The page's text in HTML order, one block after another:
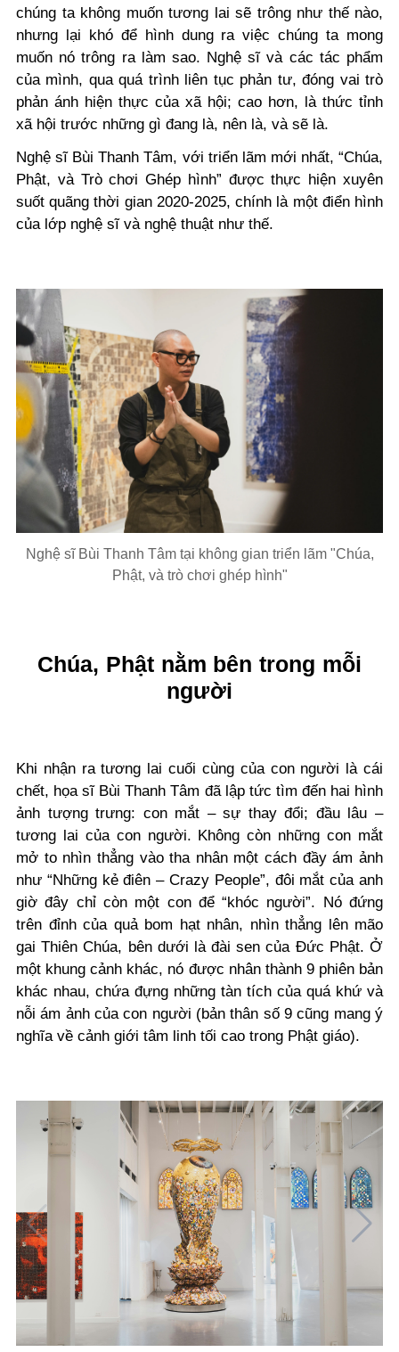
chúng ta không muốn tương lai sẽ trông như thế nào,
nhưng lại khó để hình dung ra việc chúng ta mong
muốn nó trông ra làm sao. Nghệ sĩ và các tác phẩm
của mình, qua quá trình liên tục phản tư, đóng vai trò
phản ánh hiện thực của xã hội; cao hơn, là thức tỉnh
xã hội trước những gì đang là, nên là, và sẽ là.
Nghệ sĩ Bùi Thanh Tâm, với triển lãm mới nhất, “Chúa,
Phật, và Trò chơi Ghép hình” được thực hiện xuyên
suốt quãng thời gian 2020-2025, chính là một điển hình
của lớp nghệ sĩ và nghệ thuật như thế.
Nghệ sĩ Bùi Thanh Tâm tại không gian triển lãm "Chúa,
Phật, và trò chơi ghép hình"
Chúa, Phật nằm bên trong mỗi
người
Khi nhận ra tương lai cuối cùng của con người là cái
chết, họa sĩ Bùi Thanh Tâm đã lập tức tìm đến hai hình
ảnh tượng trưng: con mắt – sự thay đổi; đầu lâu –
tương lai của con người. Không còn những con mắt
mở to nhìn thẳng vào tha nhân một cách đầy ám ảnh
như “Những kẻ điên – Crazy People”, đôi mắt của anh
giờ đây chỉ còn một con để “khóc người”. Nó đứng
trên đỉnh của quả bom hạt nhân, nhìn thẳng lên mão
gai Thiên Chúa, bên dưới là đài sen của Đức Phật. Ở
một khung cảnh khác, nó được nhân thành 9 phiên bản
khác nhau, chứa đựng những tàn tích của quá khứ và
nỗi ám ảnh của con người (bản thân số 9 cũng mang ý
nghĩa về cảnh giới tâm linh tối cao trong Phật giáo).